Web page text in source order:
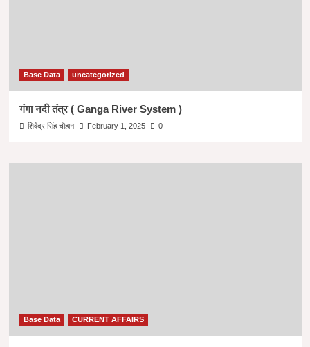
Base Data uncategorized
गंगा नदी तंत्र ( Ganga River System )
शिवेंद्र सिंह चौहान February 1, 2025 0
Base Data CURRENT AFFAIRS